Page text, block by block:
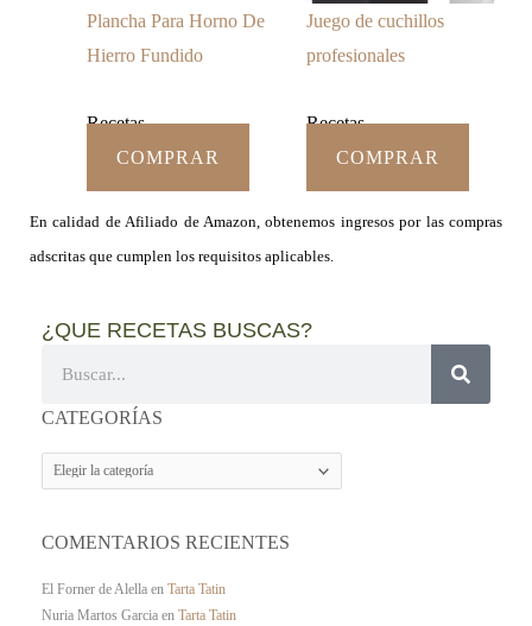
Plancha Para Horno De
Hierro Fundido
Recetas
COMPRAR
Juego de cuchillos
profesionales
Recetas
COMPRAR
En calidad de Afiliado de Amazon, obtenemos ingresos por las compras
adscritas que cumplen los requisitos aplicables.
¿QUE RECETAS BUSCAS?
CATEGORÍAS
CATEGORÍAS
COMENTARIOS RECIENTES
El Forner de Alella en Tarta Tatin
Nuria Martos Garcia en Tarta Tatin